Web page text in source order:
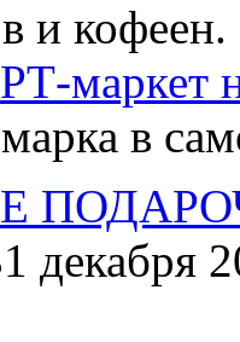
и кофеен.
маркет
в
декабря